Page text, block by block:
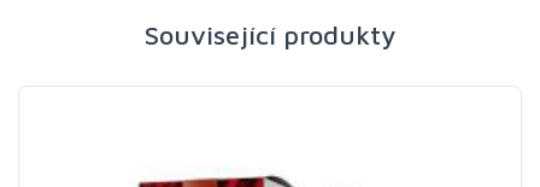
Související produkty